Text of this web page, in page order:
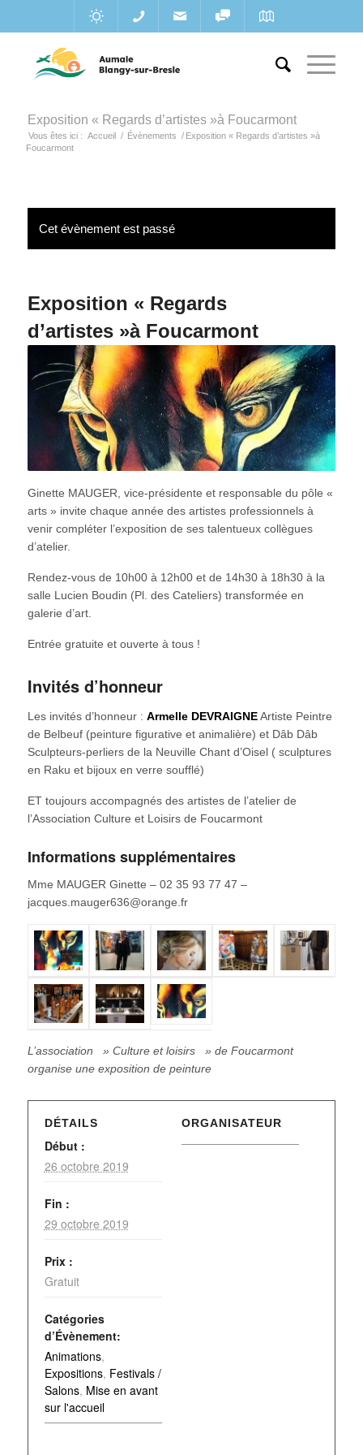
Exposition « Regards d’artistes »à Foucarmont
Vous êtes ici : Accueil / Évènements / Exposition « Regards d’artistes »à
Foucarmont
Cet évènement est passé
Exposition « Regards
d’artistes »à Foucarmont
Ginette MAUGER, vice-présidente et responsable du pôle «
arts » invite chaque année des artistes professionnels à
venir compléter l’exposition de ses talentueux collègues
d’atelier.
Rendez-vous de 10h00 à 12h00 et de 14h30 à 18h30 à la
salle Lucien Boudin (Pl. des Cateliers) transformée en
galerie d’art.
Entrée gratuite et ouverte à tous !
Invités d’honneur
Les invités d’honneur : Armelle DEVRAIGNEArtiste Peintre
de Belbeuf (peinture figurative et animalière) et Dâb Dâb
Sculpteurs-perliers de la Neuville Chant d’Oisel ( sculptures
en Raku et bijoux en verre soufflé)
ET toujours accompagnés des artistes de l’atelier de
l’Association Culture et Loisirs de Foucarmont
Informations supplémentaires
Mme MAUGER Ginette – 02 35 93 77 47 –
jacques.mauger636@orange.fr
L’association » Culture et loisirs » de Foucarmont
organise une exposition de peinture
DÉTAILS
Début :
26 octobre 2019
Fin :
29 octobre 2019
Prix :
Gratuit
Catégories
d’Évènement:
Animations,
Expositions, Festivals /
Salons, Mise en avant
sur l'accueil
ORGANISATEUR